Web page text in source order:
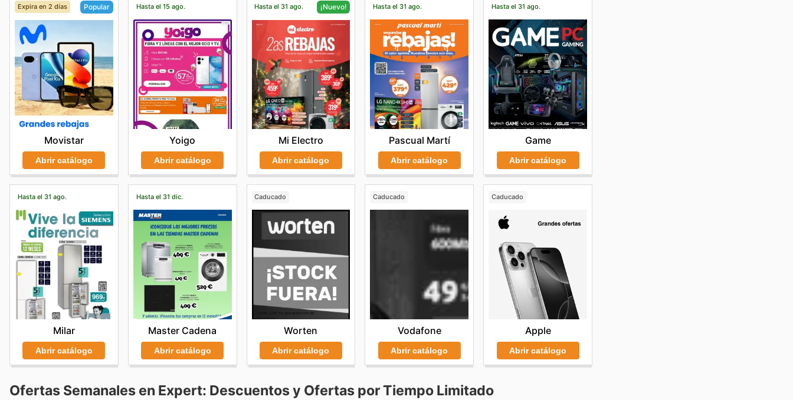
Expira en 2 días Popular
Movistar
Abrir catálogo
Hasta el 15 ago.
Yoigo
Abrir catálogo
Hasta el 31 ago. ¡Nuevo!
Mi Electro
Abrir catálogo
Hasta el 31 ago.
Pascual Martí
Abrir catálogo
Hasta el 31 ago.
Game
Abrir catálogo
Hasta el 31 ago.
Milar
Abrir catálogo
Hasta el 31 dic.
Master Cadena
Abrir catálogo
Caducado
Worten
Abrir catálogo
Caducado
Vodafone
Abrir catálogo
Caducado
Apple
Abrir catálogo
Ofertas Semanales en Expert: Descuentos y Ofertas por Tiempo Limitado